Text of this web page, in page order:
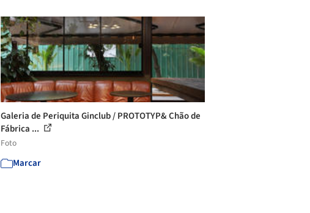
Galeria de Periquita Ginclub / PROTOTYP& Chão de
Fábrica ...
Foto
Marcar